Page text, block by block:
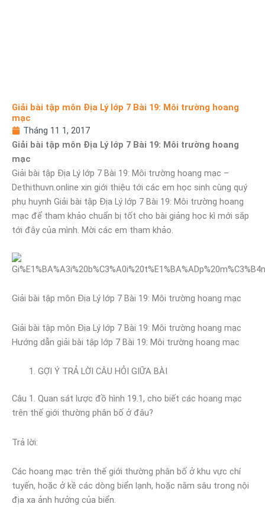
Giải bài tập môn Địa Lý lớp 7 Bài 19: Môi trường hoang
mạc
Tháng 11 1, 2017
Giải bài tập môn Địa Lý lớp 7 Bài 19: Môi trường hoang
mạc
Giải bài tập Địa Lý lớp 7 Bài 19: Môi trường hoang mạc –
Dethithuvn.online xin giới thiệu tới các em học sinh cùng quý
phụ huynh Giải bài tập Địa Lý lớp 7 Bài 19: Môi trường hoang
mạc để tham khảo chuẩn bị tốt cho bài giảng học kì mới sắp
tới đây của mình. Mời các em tham khảo.
Giải bài tập môn Địa Lý lớp 7 Bài 19: Môi trường hoang mạc
Giải bài tập môn Địa Lý lớp 7 Bài 19: Môi trường hoang mạc
Hướng dẫn giải bài tập lớp 7 Bài 19: Môi trường hoang mạc
GỢI Ý TRẢ LỜI CÂU HỎI GIỮA BÀI
Câu 1. Quan sát lược đồ hình 19.1, cho biết các hoang mạc
trên thế giới thường phân bố ở đâu?
Trả lời:
Các hoang mạc trên thế giới thường phân bố ở khu vực chí
tuyến, hoặc ở kề các dòng biển lạnh, hoặc nằm sâu trong nội
địa xa ảnh hưởng của biển.